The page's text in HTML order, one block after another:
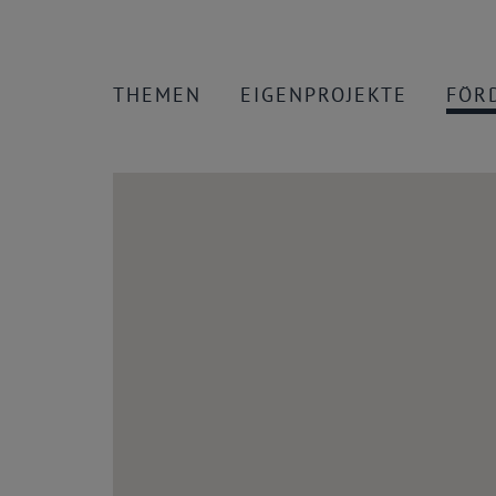
THEMEN EIGENPROJEKTE